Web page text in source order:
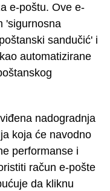
e-poštu. Ove e-
'sigurnosna
sandučić' i
automatizirane
nadogradnja
koja će navodno
performanse i
račun e-pošte
da kliknu